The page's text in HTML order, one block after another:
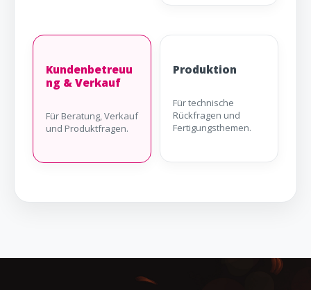
Kundenbetreuu
ng & Verkauf
Für Beratung, Verkauf
und Produktfragen.
Produktion
Für technische
Rückfragen und
Fertigungsthemen.